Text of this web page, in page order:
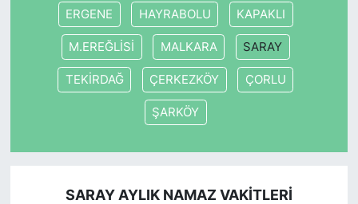
ERGENE HAYRABOLU KAPAKLI
M.EREĞLİSİ MALKARA SARAY
TEKİRDAĞ ÇERKEZKÖY ÇORLU
ŞARKÖY
SARAY AYLIK NAMAZ VAKITLERI